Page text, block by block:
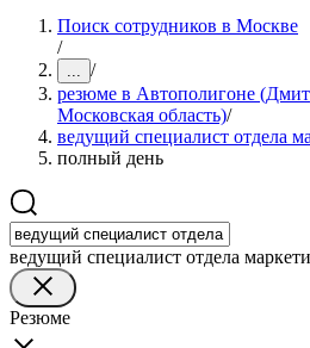
Поиск сотрудников в Москве
/
... /
резюме в Автополигоне
Московская область)/
ведущий специалист отдела
полный день
ведущий специалист отдела
Резюме